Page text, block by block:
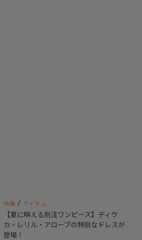
特集 / アイテム
【夏に映える別注ワンピース】ディウ
カ・レリル・アローブの特別なドレスが
登場！